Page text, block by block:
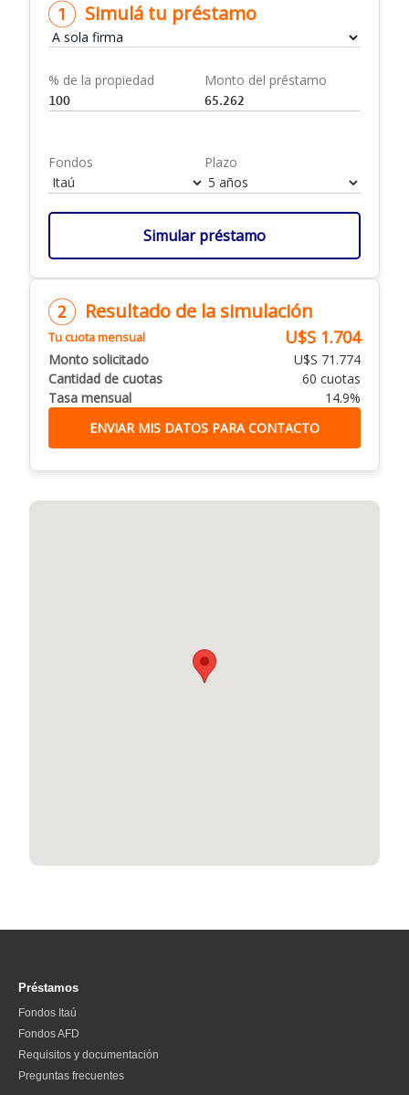
Simulá tu préstamo
% de la propiedad Monto del préstamo
Fondos Plazo
Simular préstamo
Resultado de la simulación
Tu cuota mensual U$S 1.704
Monto solicitado
U$S 71.774
Cantidad de cuotas
60 cuotas
Tasa mensual
14.9%
ENVIAR MIS DATOS PARA CONTACTO
Préstamos
Fondos Itaú
Fondos AFD
Requisitos y documentación
Preguntas frecuentes